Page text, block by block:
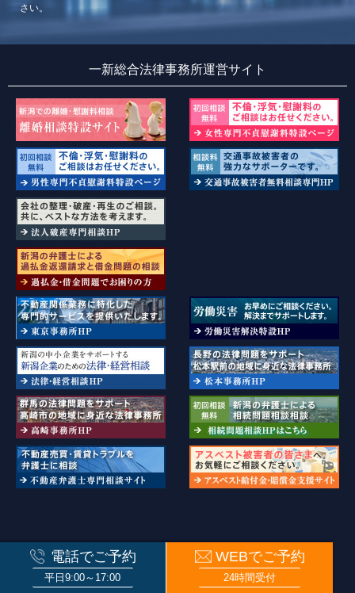
さい。
一新総合法律事務所運営サイト
新潟県弁護士会・長野県弁護士会・群馬弁護士会・東京弁護士会所属
© ISSHIN PARTNERS. All rights reserved.
電話でご予約
平日9:00～17:00
WEBでご予約
24時間受付